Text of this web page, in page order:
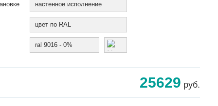
настенное исполнение
цвет по RAL
ral 9016 - 0%
25629 руб.